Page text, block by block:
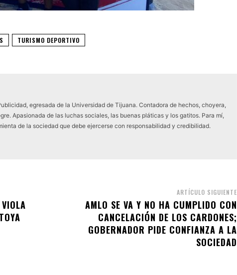
TURISMO DEPORTIVO
egresada de la Universidad de Tijuana. Contadora de hechos, choyera,
Apasionada de las luchas sociales, las buenas pláticas y los gatitos. Para mí,
de la sociedad que debe ejercerse con responsabilidad y credibilidad.
ARTÍCULO SIGUIENTE
AMLO SE VA Y NO HA CUMPLIDO CON
CANCELACIÓN DE LOS CARDONES;
GOBERNADOR PIDE CONFIANZA A LA
SOCIEDAD